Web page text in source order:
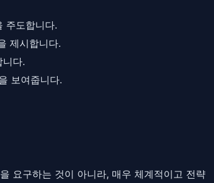
주도합니다.
제시합니다.
다.
보여줍니다.
요구하는 것이 아니라, 매우 체계적이고 전략